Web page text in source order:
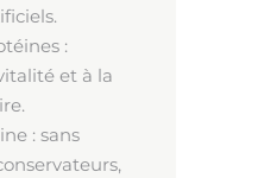
:
et à la
: sans